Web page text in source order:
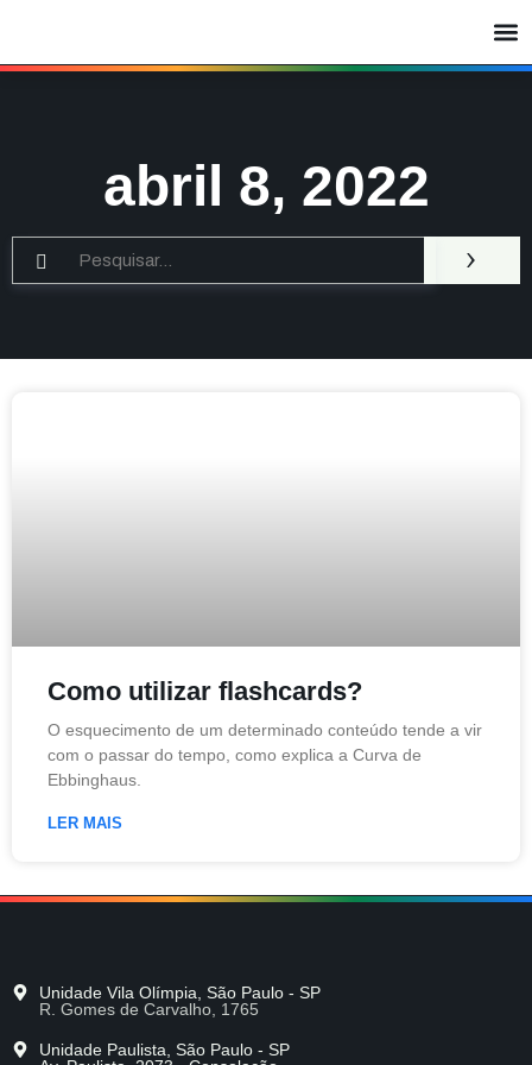
abril 8, 2022
›
Como utilizar flashcards?
O esquecimento de um determinado conteúdo tende a vir
com o passar do tempo, como explica a Curva de
Ebbinghaus.
LER MAIS
Unidade Vila Olímpia, São Paulo - SP
R. Gomes de Carvalho, 1765
Unidade Paulista, São Paulo - SP